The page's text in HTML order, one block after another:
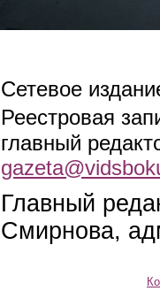
Сетевое
Реестровая
главный
Главный
Смирнова,